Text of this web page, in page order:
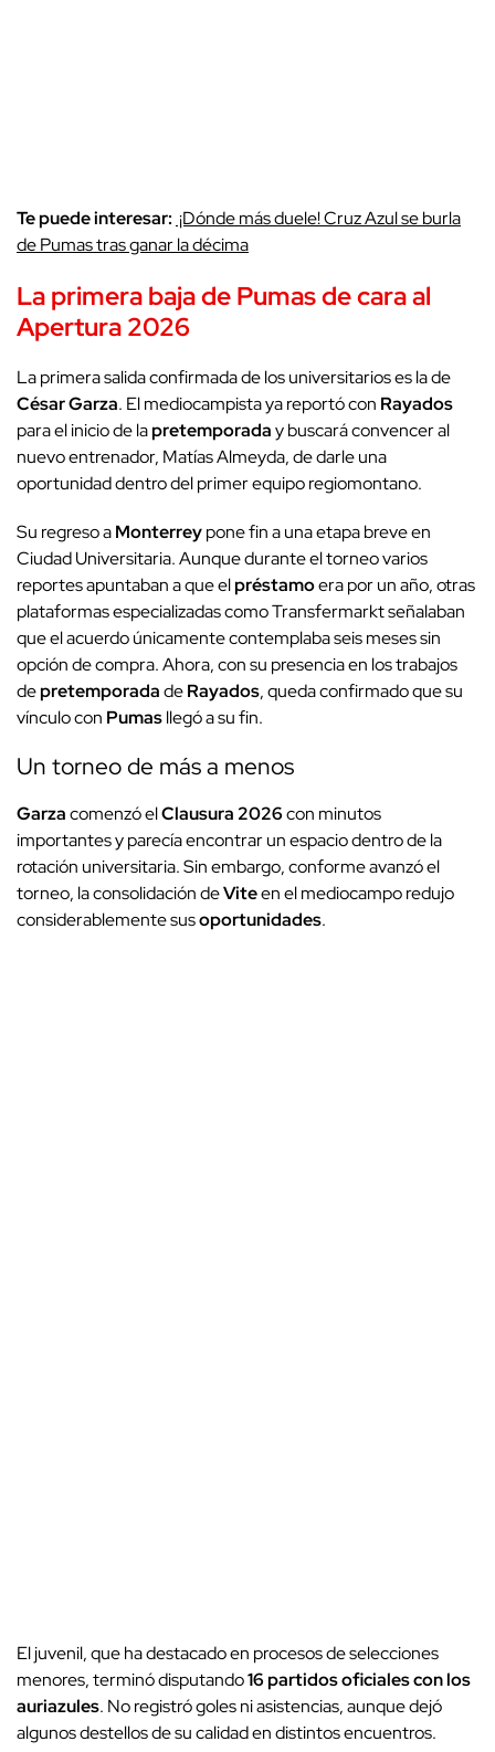
Te puede interesar: ¡Dónde más duele! Cruz Azul se burla
de Pumas tras ganar la décima
La primera baja dePumasde cara al
Apertura 2026
La primera salida confirmada de los universitarios es la de
César Garza. El mediocampista ya reportó con Rayados
para el inicio de lapretemporaday buscará convencer al
nuevo entrenador, Matías Almeyda, de darle una
oportunidad dentro del primer equipo regiomontano.
Su regreso aMonterreypone fin a una etapa breve en
Ciudad Universitaria. Aunque durante el torneo varios
reportes apuntaban a que elpréstamoera por un año, otras
plataformas especializadas como Transfermarkt señalaban
que el acuerdo únicamente contemplaba seis meses sin
opción de compra. Ahora, con su presencia en los trabajos
depretemporadadeRayados, queda confirmado que su
vínculo con Pumasllegó a su fin.
Un torneo de más a menos
Garzacomenzó elClausura 2026con minutos
importantes y parecía encontrar un espacio dentro de la
rotación universitaria. Sin embargo, conforme avanzó el
torneo, la consolidación deViteen el mediocampo redujo
considerablemente susoportunidades.
El juvenil, que ha destacado en procesos de selecciones
menores, terminó disputando16 partidos oficiales con los
auriazules. No registró goles ni asistencias, aunque dejó
algunos destellos de su calidad en distintos encuentros.